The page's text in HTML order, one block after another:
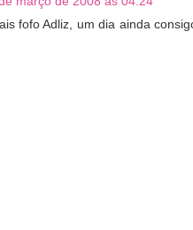
fofo Adliz, um dia ainda